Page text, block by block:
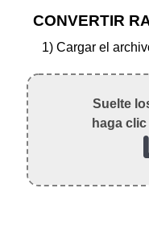
CONVERTIR
1) Cargar el
Suelte
haga